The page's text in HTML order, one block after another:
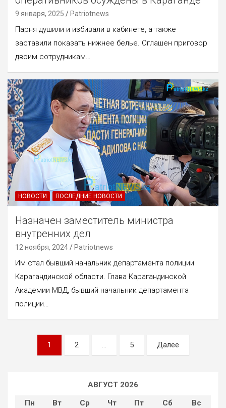
9 января, 2025 Patriotnews
Парня душили и избивали в кабинете, а также
заставили показать нижнее белье. Оглашен приговор
двоим сотрудникам…
НОВОСТИ ПОСЛЕДНИЕ НОВОСТИ
Назначен заместитель министра
внутренних дел
12 ноября, 2024 Patriotnews
Им стал бывший начальник департамента полиции
Карагандинской области. Глава Карагандинской
Академии МВД, бывший начальник департамента
полиции…
Пагинация
записей
1 2 … 5 Далее
АВГУСТ 2026
Пн
Вт Ср Чт Пт Сб
Вс